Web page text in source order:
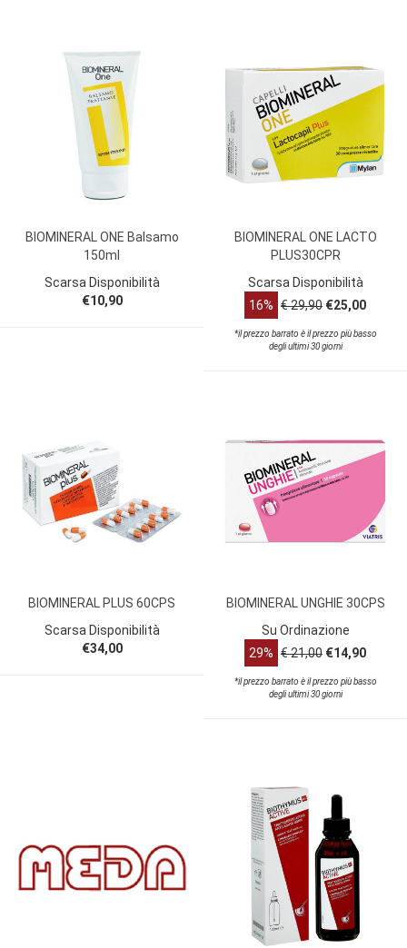
BIOMINERAL ONE Balsamo
150ml
Scarsa Disponibilità
€10,90
BIOMINERAL ONE LACTO
PLUS30CPR
Scarsa Disponibilità
16% € 29,90 €25,00
*il prezzo barrato è il prezzo più basso
degli ultimi 30 giorni
BIOMINERAL PLUS 60CPS
Scarsa Disponibilità
€34,00
BIOMINERAL UNGHIE 30CPS
Su Ordinazione
29% € 21,00 €14,90
*il prezzo barrato è il prezzo più basso
degli ultimi 30 giorni